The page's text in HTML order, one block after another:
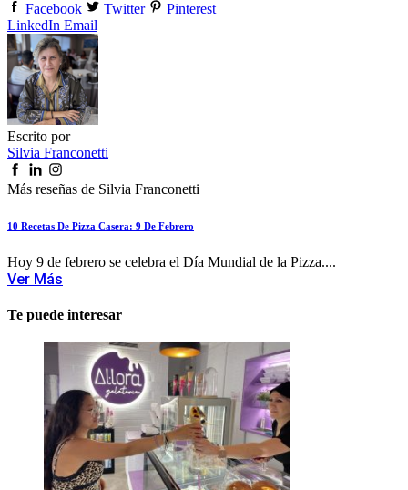
Facebook
Twitter
Pinterest
LinkedIn Email
Escrito por
Silvia Franconetti
Más reseñas de Silvia Franconetti
10 Recetas De Pizza Casera: 9 De Febrero
Hoy 9 de febrero se celebra el Día Mundial de la Pizza....
Ver Más
Te puede interesar